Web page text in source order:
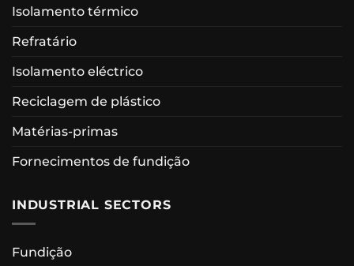
Isolamento térmico
Refratário
Isolamento eléctrico
Reciclagem de plástico
Matérias-primas
Fornecimentos de fundição
INDUSTRIAL SECTORS
Fundição